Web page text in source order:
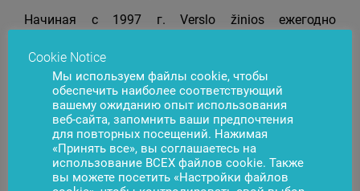
Начиная с 1997 г. Verslo žinios ежегодно
составляет рейтинг Lietuvos verslo lyderiai
(«Лидеры литовского бизнеса»). В список
сильнейших предприятий попадают далеко не все
компании, а лишь те, которые показали в
минувшем году рекордные объемы продаж, имеют
более 20 сотрудников и выплачивают заработную
плату, превышающую среднюю по отрасли.
Cookie Notice
Мы используем файлы cookie, чтобы
обеспечить наиболее соответствующий
вашему ожиданию опыт использования
веб-сайта, запомнить ваши предпочтения
для повторных посещений. Нажимая
«Принять все», вы соглашаетесь на
использование ВСЕХ файлов cookie. Также
вы можете посетить «Настройки файлов